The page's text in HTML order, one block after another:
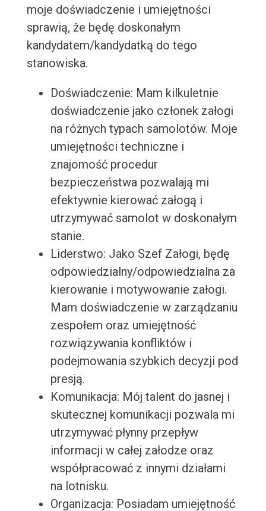
moje doświadczenie i umiejętności
sprawią, że będę doskonałym
kandydatem/kandydatką do tego
stanowiska.
Doświadczenie: Mam kilkuletnie
doświadczenie jako członek załogi
na różnych typach samolotów. Moje
umiejętności techniczne i
znajomość procedur
bezpieczeństwa pozwalają mi
efektywnie kierować załogą i
utrzymywać samolot w doskonałym
stanie.
Liderstwo: Jako Szef Załogi, będę
odpowiedzialny/odpowiedzialna za
kierowanie i motywowanie załogi.
Mam doświadczenie w zarządzaniu
zespołem oraz umiejętność
rozwiązywania konfliktów i
podejmowania szybkich decyzji pod
presją.
Komunikacja: Mój talent do jasnej i
skutecznej komunikacji pozwala mi
utrzymywać płynny przepływ
informacji w całej załodze oraz
współpracować z innymi działami
na lotnisku.
Organizacja: Posiadam umiejętność